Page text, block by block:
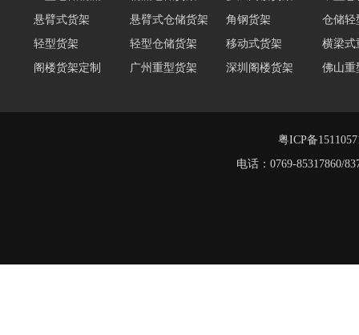
轻型货架
轻型仓储货架 移动式货架
横梁式
阁楼货架定制
广州重型货架 深圳阁楼货架
佛山重
仓储货架品牌
阁楼式仓库货架 仓储货架
重型阁
粤ICP备
电话：0769-85317860/